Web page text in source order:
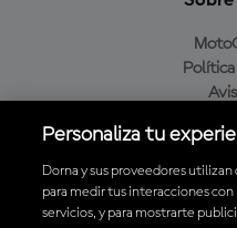
Política
Personaliza tu
Dorna y sus proveedores
para medir tus interacciones
servicios, y para mostrarte